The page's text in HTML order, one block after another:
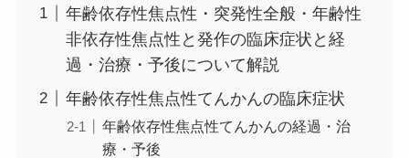
年齢依存性焦点性・突発性全般・年齢性
非依存性焦点性と発作の臨床症状と経
過・治療・予後について解説
年齢依存性焦点性てんかんの臨床症状
年齢依存性焦点性てんかんの経過・治
療・予後